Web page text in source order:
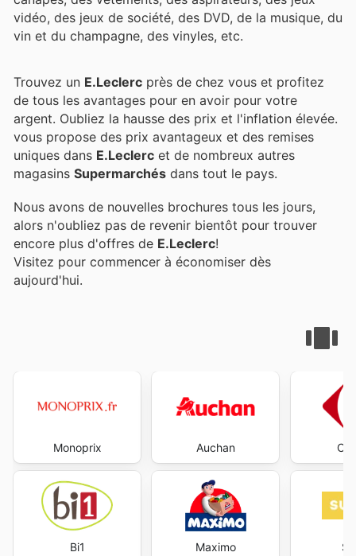
vidéo, des jeux de société, des DVD, de la musique, du
vin et du champagne, des vinyles, etc.
Trouvez un E.Leclerc près de chez vous et profitez
de tous les avantages pour en avoir pour votre
argent. Oubliez la hausse des prix et l'inflation élevée.
vous propose des prix avantageux et des remises
uniques dans E.Leclerc et de nombreux autres
magasins Supermarchés dans tout le pays.
Nous avons de nouvelles brochures tous les jours,
alors n'oubliez pas de revenir bientôt pour trouver
encore plus d'offres de E.Leclerc!
Visitez pour commencer à économiser dès
aujourd'hui.
Monoprix
Bi1
Auchan
Maximo